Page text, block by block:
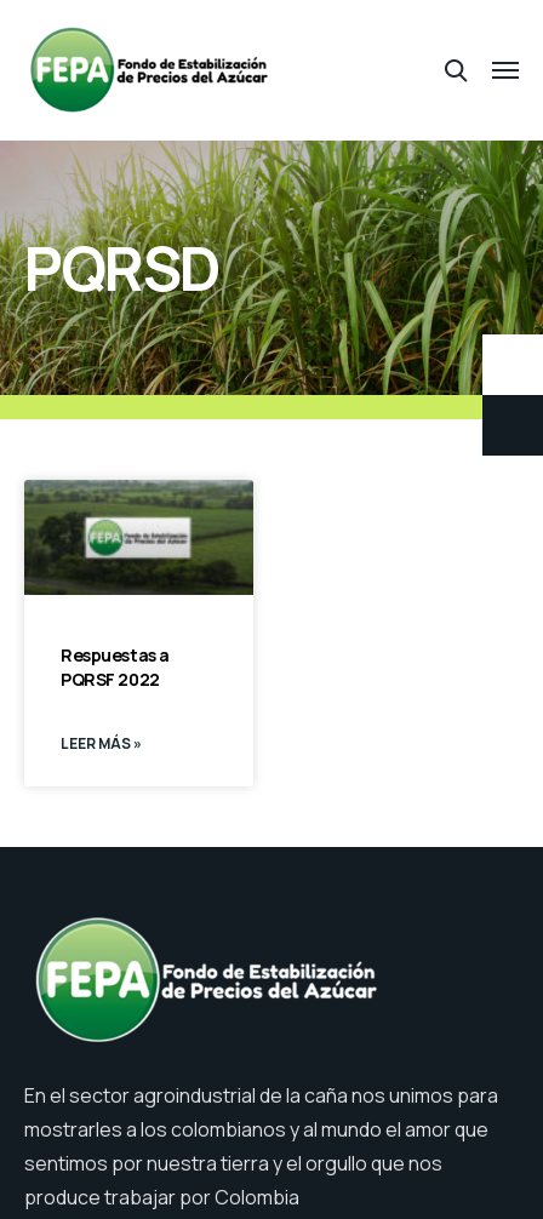
PQRSD
Respuestas a
PQRSF 2022
LEER MÁS »
En el sector agroindustrial de la caña nos unimos para
mostrarles a los colombianos y al mundo el amor que
sentimos por nuestra tierra y el orgullo que nos
produce trabajar por Colombia